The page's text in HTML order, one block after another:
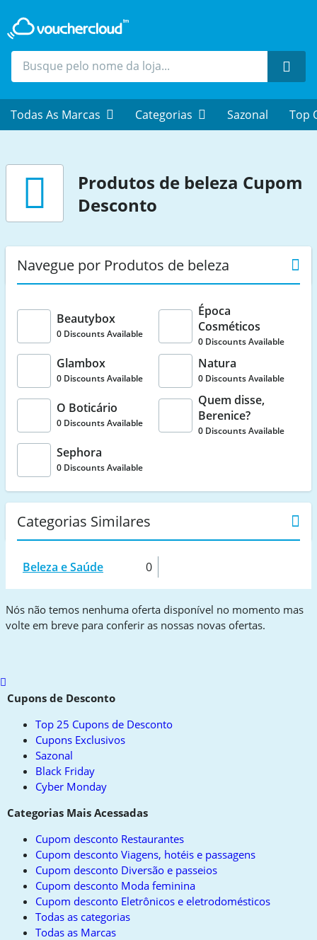
Todas As Marcas Categorias Sazonal Top
Produtos de beleza Cupom
Desconto
Navegue por Produtos de beleza
Beautybox
0 Discounts Available
Época
Cosméticos
0 Discounts Available
Glambox
0 Discounts Available
Natura
0 Discounts Available
O Boticário
0 Discounts Available
Quem disse,
Berenice?
0 Discounts Available
Sephora
0 Discounts Available
Categorias Similares
Beleza e Saúde 0
Nós não temos nenhuma oferta disponível no momento mas
volte em breve para conferir as nossas novas ofertas.
Scroll
toCupons de Desconto
Top 25 Cupons de Desconto
Cupons Exclusivos
Sazonal
Black Friday
Cyber Monday
Categorias Mais Acessadas
Cupom desconto Restaurantes
Cupom desconto Viagens, hotéis e passagens
Cupom desconto Diversão e passeios
Cupom desconto Moda feminina
Cupom desconto Eletrônicos e eletrodomésticos
Todas as categorias
Todas as Marcas